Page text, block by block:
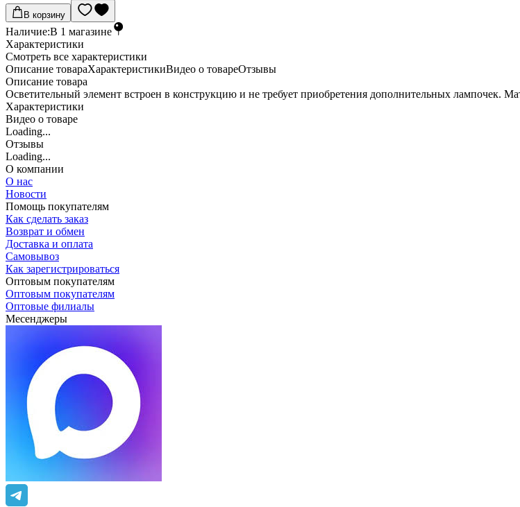
В корзину
Наличие:В 1 магазине
Характеристики
Cмотреть все характеристики
Описание товараХарактеристикиВидео о товареОтзывы
Описание товара
Осветительный элемент встроен в конструкцию и не требует приобретения дополнительных лампочек.
Характеристики
Видео о товаре
Loading...
Отзывы
Loading...
О компании
О нас
Новости
Помощь покупателям
Как сделать заказ
Возврат и обмен
Доставка и оплата
Самовывоз
Как зарегистрироваться
Оптовым покупателям
Оптовым покупателям
Оптовые филиалы
Месенджеры